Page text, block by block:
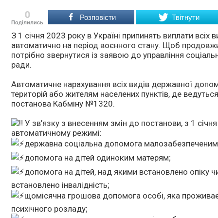
0
Поділились
Розповісти Твітнути
З 1 січня 2023 року в Україні припинять виплати
автоматично на період воєнного стану. Щоб
потрібно звернутися із заявою до управління
ради.
Автоматичне нарахування всіх видів державної
територій або жителям населених пунктів, де
постанова Кабміну №1320.
У зв’язку з внесенням змін до постанови, з 1
автоматичному режимі:
державна соціальна допомога малозабезпеченим
допомога на дітей одиноким матерям;
допомога на дітей, над якими встановлено опіку
встановлено інвалідність;
щомісячна грошова допомога особі, яка
психічного розладу;